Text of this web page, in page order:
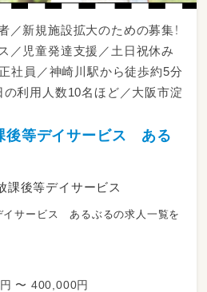
・苦手に合わせた保育がしたい
ので、一人担任よりチームでアイ
て働きたい方
な方、気になさらず大丈夫です
環境】
！ 事務スタッフの配置等で先生
とリフレッシュ可能です
ティング、1on1も実施します！
もあり、取得復帰率は90％！運営
／新規施設拡大のための募集！
／児童発達支援／土日祝休み
社員／神崎川駅から徒歩約5分
の利用人数10名ほど／大阪市淀
等デイサービス ある
課後等デイサービス
サービス あるぶるの求人一覧を
〜 400,000円